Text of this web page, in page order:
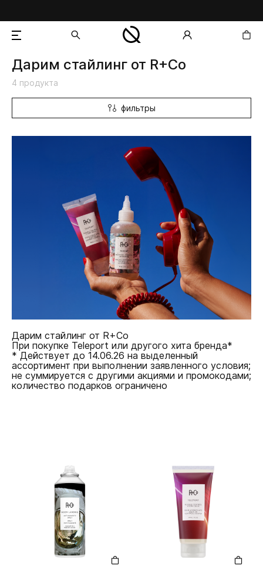
добавлен в корзину
Дарим стайлинг от R+Co
4 продукта
фильтры
Дарим стайлинг от R+Co
При покупке Teleport или другого хита бренда*
* Действует до 14.06.26 на выделенный
ассортимент при выполнении заявленного условия;
не суммируется с другими акциями и промокодами;
количество подарков ограничено